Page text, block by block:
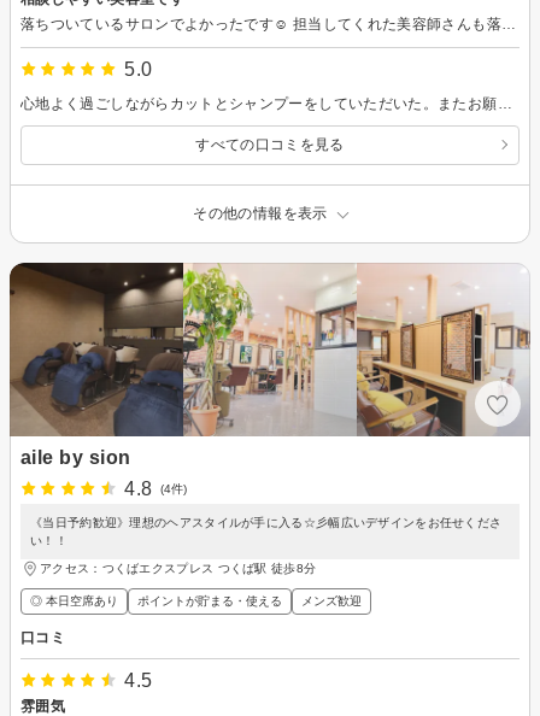
落ちついているサロンでよかったです☺️ 担当してくれた美容師さんも落ちついていて髪の状態が相談しやすかったのがよかったです
5.0
すべての口コミを見る
その他の情報を表示
aile by sion
4.8
(4件)
《当日予約歓迎》理想のヘアスタイルが手に入る☆彡幅広いデザインをお任せくださ
い！！
アクセス：つくばエクスプレス つくば駅 徒歩8分
◎ 本日空席あり ポイントが貯まる・使える メンズ歓迎
口コミ
4.5
雰囲気